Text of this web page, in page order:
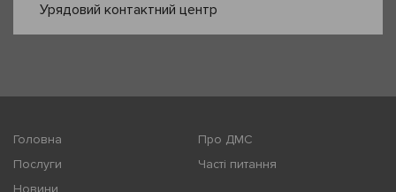
Урядовий контактний центр
Головна
Про ДМС
Послуги
Часті питання